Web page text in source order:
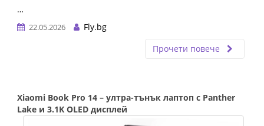
…
22.05.2026
Fly.bg
Прочети повече
Xiaomi Book Pro 14 – ултра-тънък лаптоп с Panther
Lake и 3.1K OLED дисплей